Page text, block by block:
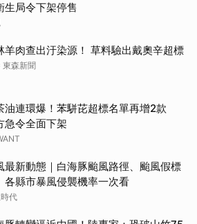
生局令下架停售
羊肉查出汙染源！ 草料驗出戴奧辛超標
東森新聞
油連環爆！苯駢芘超標名單再增2款
急令全面下架
最新動態｜白海豚颱風路徑、颱風假標
各縣市暴風侵襲機率一次看
代